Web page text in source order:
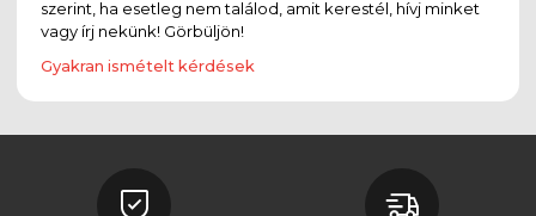
szerint, ha esetleg nem találod, amit kerestél, hívj minket
vagy írj nekünk! Görbüljön!
Gyakran ismételt kérdések